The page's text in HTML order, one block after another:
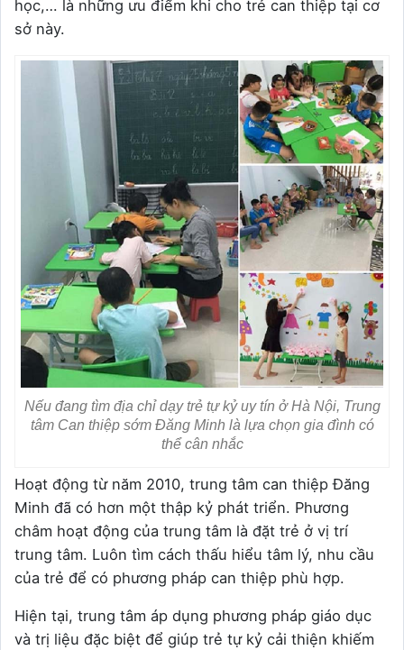
học,… là những ưu điểm khi cho trẻ can thiệp tại cơ
sở này.
Nếu đang tìm địa chỉ dạy trẻ tự kỷ uy tín ở Hà Nội, Trung
tâm Can thiệp sớm Đăng Minh là lựa chọn gia đình có
thể cân nhắc
Hoạt động từ năm 2010, trung tâm can thiệp Đăng
Minh đã có hơn một thập kỷ phát triển. Phương
châm hoạt động của trung tâm là đặt trẻ ở vị trí
trung tâm. Luôn tìm cách thấu hiểu tâm lý, nhu cầu
của trẻ để có phương pháp can thiệp phù hợp.
Hiện tại, trung tâm áp dụng phương pháp giáo dục
và trị liệu đặc biệt để giúp trẻ tự kỷ cải thiện khiếm